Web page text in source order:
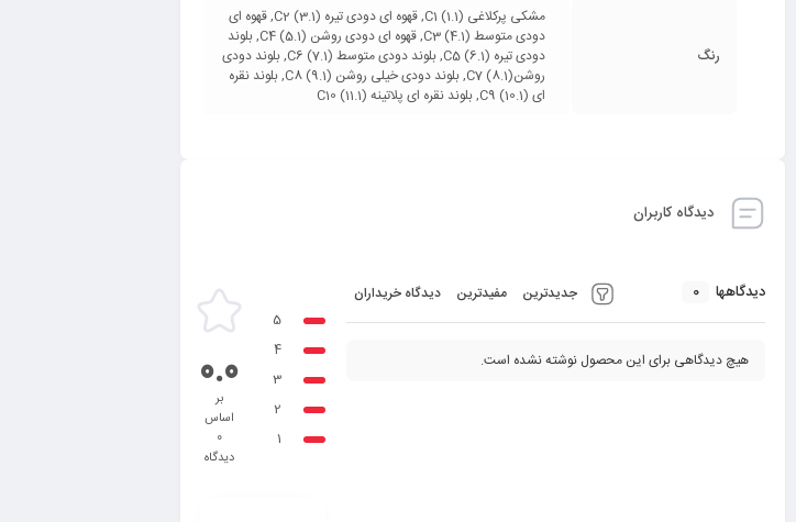
رنگ
مشکی پرکلاغی (1.1) C1, قهوه ای دودی تیره (3.1) C2, قهوه ای
دودی متوسط (4.1) C3, قهوه ای دودی روشن (5.1) C4, بلوند
دودی تیره (6.1) C5, بلوند دودی متوسط (7.1) C6, بلوند دودی
روشن(8.1) C7, بلوند دودی خیلی روشن (9.1) C8, بلوند نقره
ای (10.1) C9, بلوند نقره ای پلاتینه (11.1) C10
دیدگاه کاربران
دیدگاهها 0 جدیدترین مفیدترین دیدگاه خریداران
هیچ دیدگاهی برای این محصول نوشته نشده است.
5
4
3
2
1
0.0
بر
اساس
0
دیدگاه